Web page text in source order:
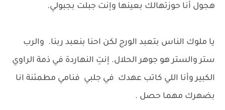
هجول أنا حوزتهالك بعينها وإنت جبلت بجبولي.
يا ملوك الناس بتعبد الورج لكن احنا بنعبد ربنا. والرب
ستر والستر هو جوهر الحلال. إنتِ النهاردة في ذمة الراوي
الكبير وأنا اللي كاتب عهدك في جلبي فنامي مطمئنة انا
بضهرك مهما حصل .